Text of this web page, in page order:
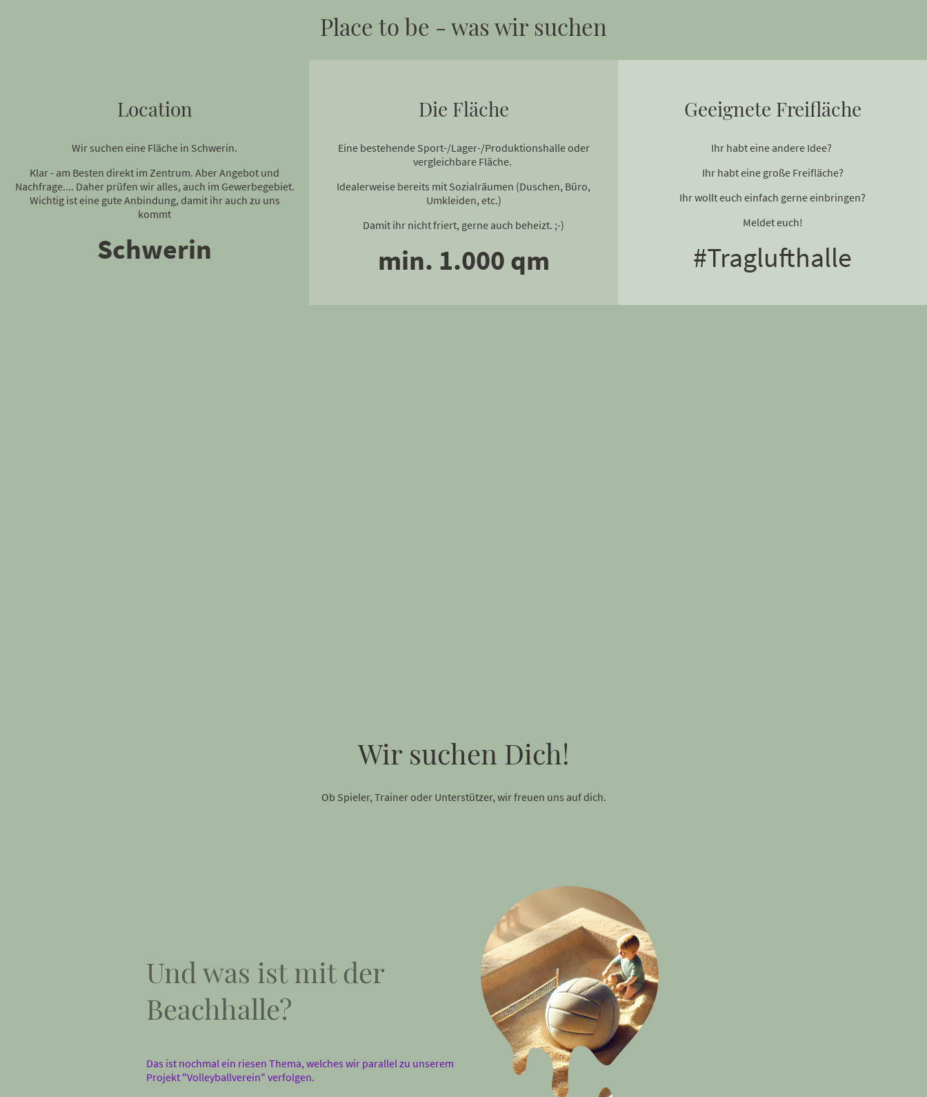
Place to be - was wir suchen
Location
Wir suchen eine Fläche in Schwerin.
Klar - am Besten direkt im Zentrum. Aber Angebot und
Nachfrage.... Daher prüfen wir alles, auch im Gewerbegebiet.
Wichtig ist eine gute Anbindung, damit ihr auch zu uns
kommt
Schwerin
Die Fläche
Eine bestehende Sport-/Lager-/Produktionshalle oder
vergleichbare Fläche.
Idealerweise bereits mit Sozialräumen (Duschen, Büro,
Umkleiden, etc.)
Damit ihr nicht friert, gerne auch beheizt. ;-)
min. 1.000 qm
Geeignete Freifläche
Ihr habt eine andere Idee?
Ihr habt eine große Freifläche?
Ihr wollt euch einfach gerne einbringen?
Meldet euch!
#Traglufthalle
Wir suchen Dich!
Ob Spieler, Trainer oder Unterstützer, wir freuen uns auf dich.
Und was ist mit der
Beachhalle?
Das ist nochmal ein riesen Thema, welches wir parallel zu unserem
Projekt "Volleyballverein" verfolgen.